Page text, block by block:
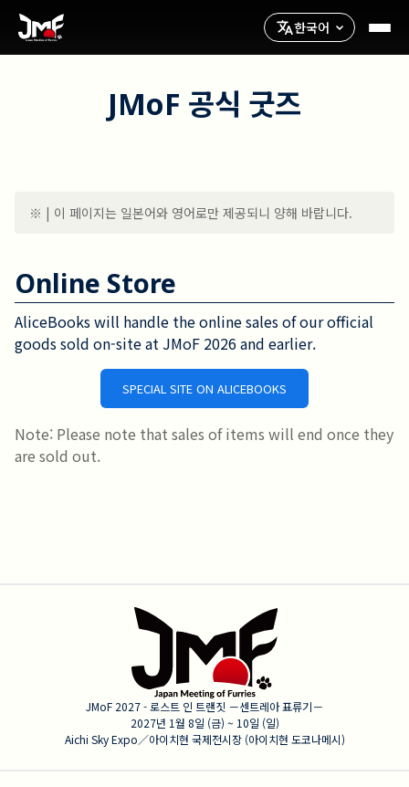
한국어
JMoF 공식 굿즈
※ | 이 페이지는 일본어와 영어로만 제공되니 양해 바랍니다.
Online Store
AliceBooks will handle the online sales of our official
goods sold on-site at JMoF 2026 and earlier.
SPECIAL SITE ON ALICEBOOKS
Note: Please note that sales of items will end once they
are sold out.
JMoF 2027 - 로스트 인 트랜짓 －센트레아 표류기－
2027년 1월 8일 (금) ~ 10일 (일)
Aichi Sky Expo／아이치현 국제전시장 (아이치현 도코나메시)